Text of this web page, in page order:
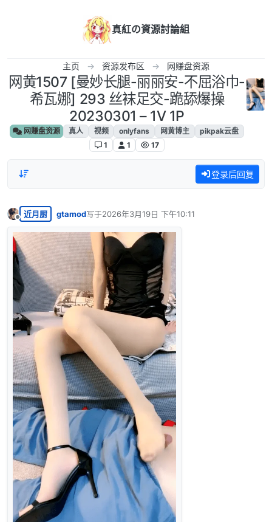
真紅の資源討論組
主页 资源发布区 网赚盘资源
网黄1507 [曼妙长腿-丽丽安-不屈浴巾-
希瓦娜] 293 丝袜足交-跪舔爆操
20230301 – 1V 1P
网赚盘资源 真人 视频 onlyfans 网黄博主
pikpak云盘
1
1 17
登录后回复
离线
近月厨 gtamod写于2026年3月19日 下午10:11
最后由 编辑